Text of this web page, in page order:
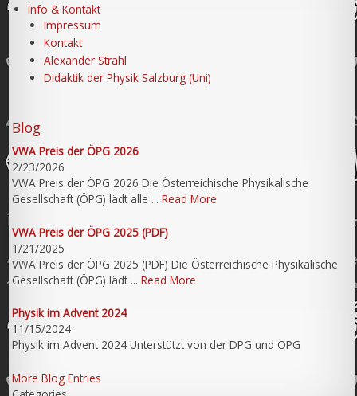
Info & Kontakt
Impressum
Kontakt
Alexander Strahl
Didaktik der Physik Salzburg (Uni)
Blog
VWA Preis der ÖPG 2026
2/23/2026
VWA Preis der ÖPG 2026 Die Österreichische Physikalische
Gesellschaft (ÖPG) lädt alle ...Read More
VWA Preis der ÖPG 2025 (PDF)
1/21/2025
VWA Preis der ÖPG 2025 (PDF) Die Österreichische Physikalische
Gesellschaft (ÖPG) lädt ...Read More
Physik im Advent 2024
11/15/2024
Physik im Advent 2024 Unterstützt von der DPG und ÖPG
More Blog Entries